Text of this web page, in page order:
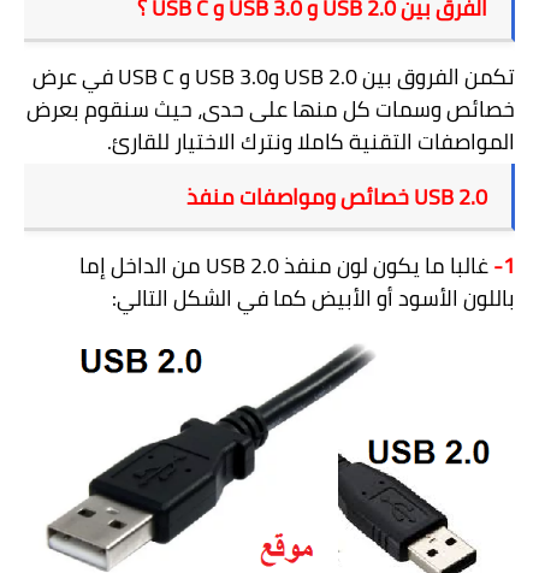
الفرق بينUSB 2.0وUSB 3.0وUSB C؟
تكمن الفروق بينUSB 2.0وUSB 3.0وUSB Cفي عرض
خصائص وسمات كل منها على حدى، حيث سنقوم بعرض
المواصفات التقنية كاملا ونترك الاختيار للقارئ.
USB 2.0
1- غالبا ما يكون لون منفذUSB 2.0من الداخل إما
باللون الأسود أو الأبيض كما في الشكل التالي: